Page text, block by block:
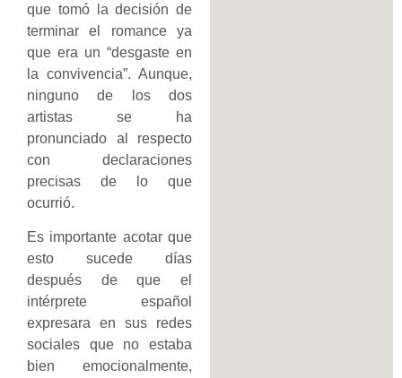
que tomó la decisión de
terminar el romance ya
que era un “desgaste en
la convivencia”. Aunque,
ninguno de los dos
artistas se ha
pronunciado al respecto
con declaraciones
precisas de lo que
ocurrió.
Es importante acotar que
esto sucede días
después de que el
intérprete español
expresara en sus redes
sociales que no estaba
bien emocionalmente,